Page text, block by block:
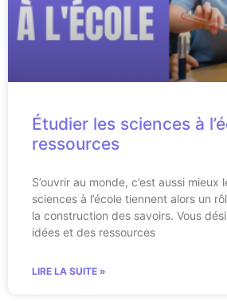
Étudier les sciences à
ressources
S’ouvrir au monde, c’est aussi
sciences à l’école tiennent alors un
la construction des savoirs. Vous
idées et des ressources
LIRE LA SUITE »